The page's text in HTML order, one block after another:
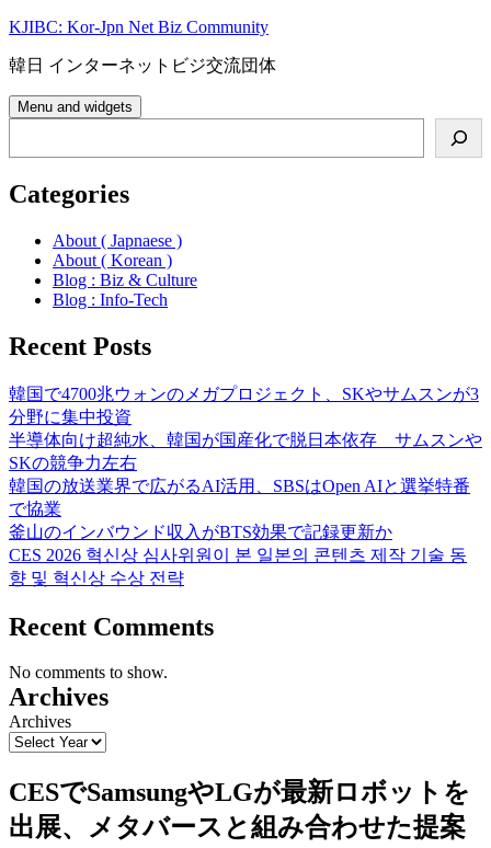
Skip
content
KJIBC: Kor-Jpn Net Biz Community
韓日 インターネットビジ交流団体
Menu and widgets
Categories
About ( Japnaese )
About ( Korean )
Blog : Biz & Culture
Blog : Info-Tech
Recent Posts
韓国で4700兆ウォンのメガプロジェクト、SKやサムスンが3
分野に集中投資
半導体向け超純水、韓国が国産化で脱日本依存 サムスンや
SKの競争力左右
韓国の放送業界で広がるAI活用、SBSはOpen AIと選挙特番
で協業
釜山のインバウンド収入がBTS効果で記録更新か
CES 2026 혁신상 심사위원이 본 일본의 콘텐츠 제작 기술 동
향 및 혁신상 수상 전략
Recent Comments
No comments to show.
Archives
Archives
CESでSamsungやLGが最新ロボットを
出展、メタバースと組み合わせた提案